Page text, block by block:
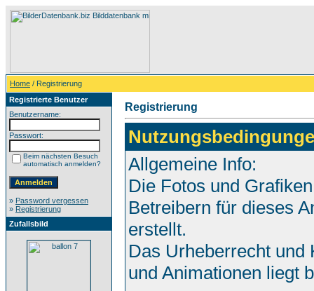
Home / Registrierung
Registrierte Benutzer
Benutzername:
Passwort:
Beim nächsten Besuch
automatisch anmelden?
» Password vergessen
» Registrierung
Zufallsbild
Registrierung
Allgemeine Info:
Die Fotos und
Betreibern für dieses
erstellt.
Das Urheberrecht und
und Animationen liegt